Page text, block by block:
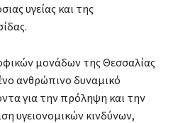
υγείας και της
μονάδων της Θεσσαλίας
ανθρώπινο δυναμικό
για την πρόληψη και την
υγειονομικών κινδύνων,